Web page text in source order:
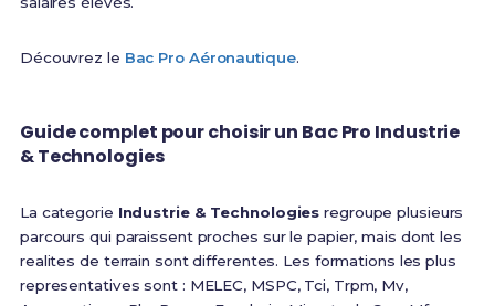
Découvrez le Bac Pro Aéronautique.
Guide complet pour choisir un Bac Pro Industrie
& Technologies
La categorie Industrie & Technologies regroupe plusieurs
parcours qui paraissent proches sur le papier, mais dont les
realites de terrain sont differentes. Les formations les plus
representatives sont : MELEC, MSPC, Tci, Trpm, Mv,